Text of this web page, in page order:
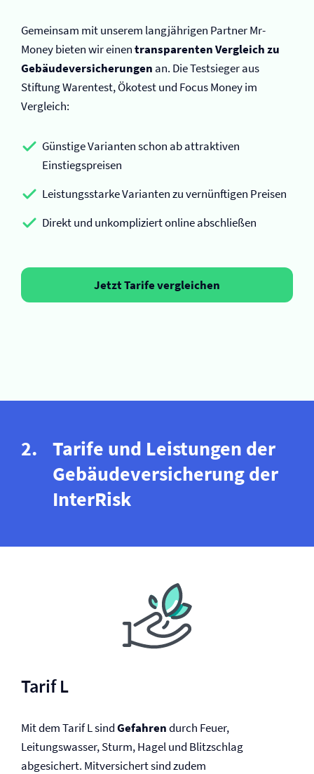
Gemeinsam mit unserem langjährigen Partner Mr-
Money bieten wir einentransparenten Vergleich zu
Gebäude­versicherungen an. Die Testsieger aus
Stiftung Warentest, Ökotest und Focus Money im
Vergleich:
Günstige Varianten schon ab attraktiven
Einstiegspreisen
Leistungsstarke Varianten zu vernünftigen Preisen
Direkt und unkompliziert online abschließen
Jetzt Tarife vergleichen
Tarife und Leistungen der
Gebäude­versicherung der
InterRisk
Tarif L
Mit dem Tarif L sindGefahrendurch Feuer,
Leitungswasser, Sturm, Hagel und Blitzschlag
abgesichert. Mitversichert sind zudem